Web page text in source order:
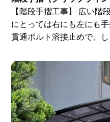
【階段手摺工事】 広い階
にとっては右にも左にも
貫通ボルト溶接止めで、